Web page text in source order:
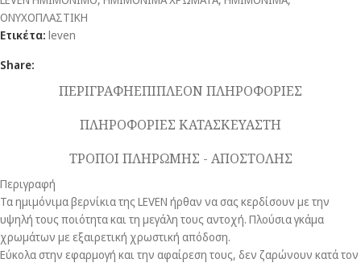
ΟΝΥΧΟΠΛΑΣΤΙΚΗ
Ετικέτα: leven
Share:
ΠΕΡΙΓΡΑΦΗΕΠΙΠΛΕΟΝ ΠΛΗΡΟΦΟΡΙΕΣ
ΠΛΗΡΟΦΟΡΙΕΣ ΚΑΤΑΣΚΕΥΑΣΤΗ
ΤΡΟΠΟΙ ΠΛΗΡΩΜΗΣ - ΑΠΟΣΤΟΛΗΣ
Περιγραφή
Τα ημιμόνιμα βερνίκια της LEVEN ήρθαν να σας κερδίσουν με την
υψηλή τους ποιότητα και τη μεγάλη τους αντοχή. Πλούσια γκάμα
χρωμάτων με εξαιρετική χρωστική απόδοση.
Εύκολα στην εφαρμογή και την αφαίρεση τους, δεν ζαρώνουν κατά τον